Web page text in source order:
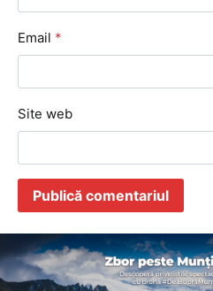
Email *
Site web